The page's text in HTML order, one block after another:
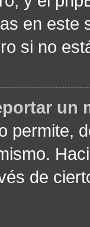
en este
si no
un
permite,
de